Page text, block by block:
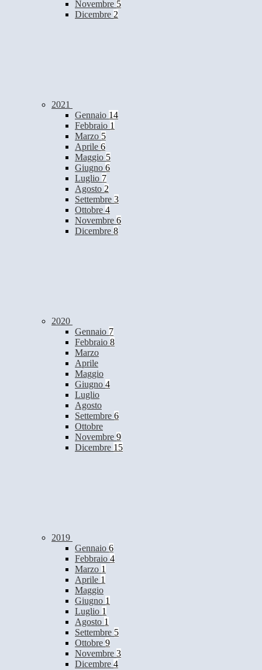
Novembre 5
Dicembre 2
2021
Gennaio 14
Febbraio 1
Marzo 5
Aprile 6
Maggio 5
Giugno 6
Luglio 7
Agosto 2
Settembre 3
Ottobre 4
Novembre 6
Dicembre 8
2020
Gennaio 7
Febbraio 8
Marzo
Aprile
Maggio
Giugno 4
Luglio
Agosto
Settembre 6
Ottobre
Novembre 9
Dicembre 15
2019
Gennaio 6
Febbraio 4
Marzo 1
Aprile 1
Maggio
Giugno 1
Luglio 1
Agosto 1
Settembre 5
Ottobre 9
Novembre 3
Dicembre 4